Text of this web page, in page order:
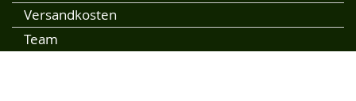
Versandkosten
Team